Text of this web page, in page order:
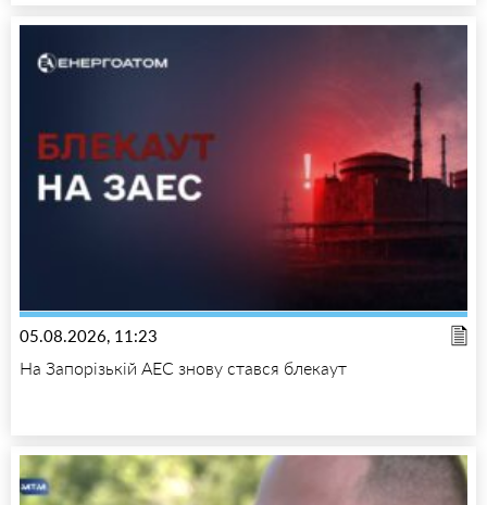
05.08.2026, 11:23
На Запорізькій АЕС знову стався блекаут